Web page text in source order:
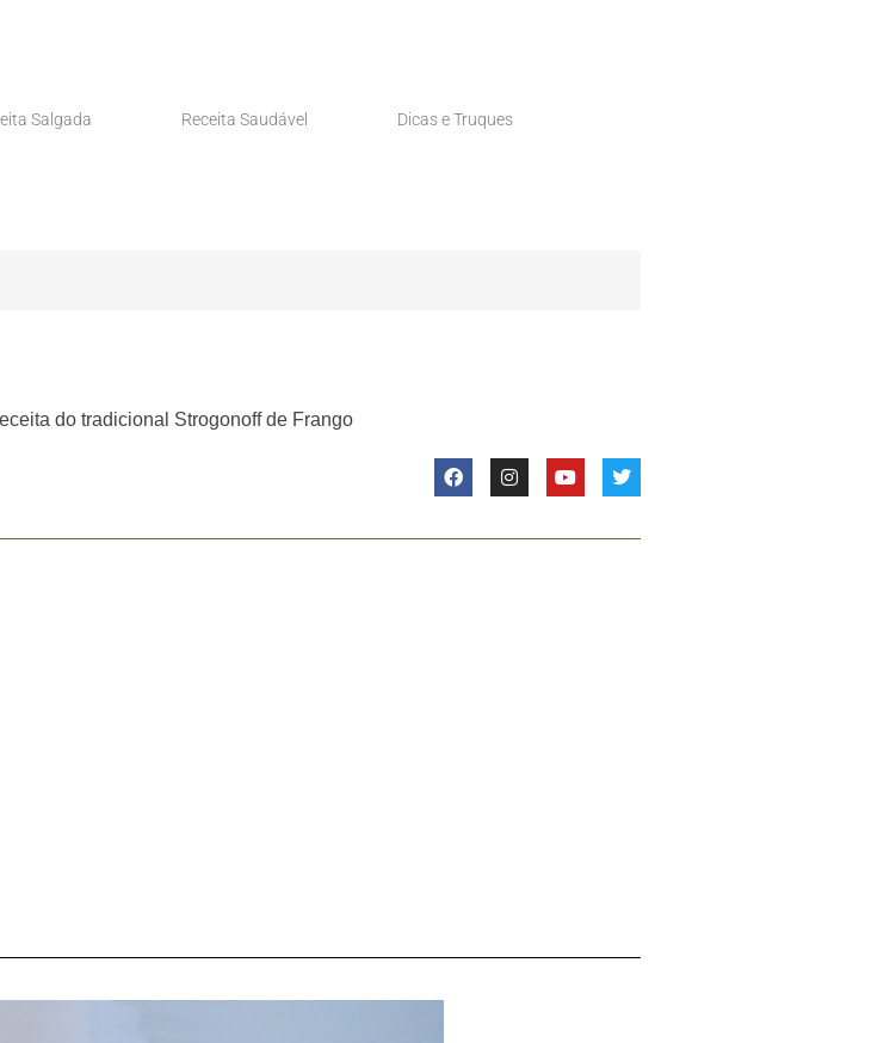
Salgada Receita Saudável Dicas e Truques
do tradicional Strogonoff de Frango